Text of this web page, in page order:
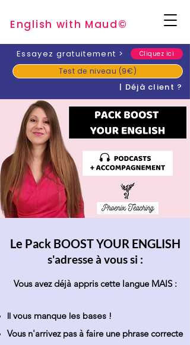
English with Maud©
​Essayez gratuitement > Cliquez ici
Test de niveau (9€)
| Déjà client ?
Le Pack BOOST YOUR ENGLISH
s'adresse à vous si :
Vous avez déjà appris cette langue MAIS :
Il vous manque les bases !
Vous n'arrivez pas à faire une phrase correcte